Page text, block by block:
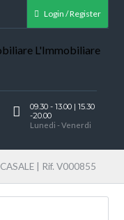
Login / Register
09.30 - 13.00 | 15.30
-20.00
Lunedi - Venerdi
CASALE | Rif. V000855